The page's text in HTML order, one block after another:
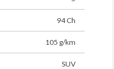
vendeur, un
expérience
94 Ch
105 g/km
SUV